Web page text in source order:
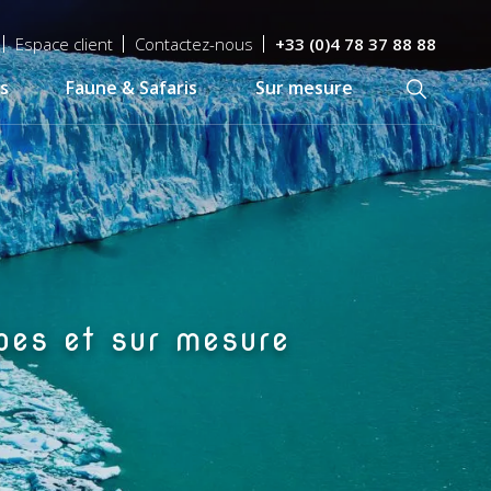
Espace client Contactez-nous +33 (0)4 78 37 88 88
Faune & Safaris Sur mesure
et sur mesure